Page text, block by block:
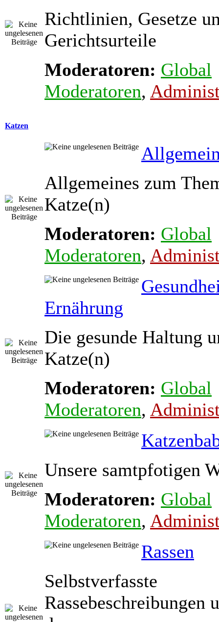
Richtlinien, Gesetze
Gerichtsurteile
Moderatoren: Global
Moderatoren,
Katzen
Allgemeines zum
Katze(n)
Moderatoren: Global
Moderatoren,
Ernährung
Die gesunde Haltung
Katze(n)
Moderatoren: Global
Moderatoren,
Unsere samtpfotigen
Moderatoren: Global
Moderatoren,
Rassen
Selbstverfasste
Rassebeschreibungen